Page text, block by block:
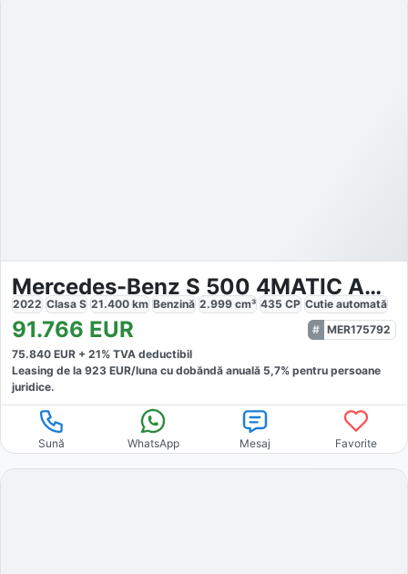
Mercedes-Benz S 500 4MATIC AMG
2022 Clasa S 21.400 km Benzină 2.999 cm³ 435 CP Cutie automată
91.766 EUR
MER175792
75.840 EUR + 21% TVA deductibil
Leasing de la 923 EUR/luna cu dobăndă anuală 5,7% pentru persoane
juridice.
Sună WhatsApp Mesaj Favorite